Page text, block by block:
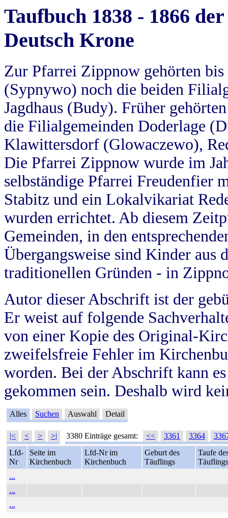
Taufbuch 1838 - 1866
Deutsch Krone
Zur Pfarrei Zippnow gehörten
(Sypnywo) noch die beiden
Jagdhaus (Budy). Früher
die Filialgemeinden Doderlage
Klawittersdorf (Glowaczewo),
Die Pfarrei Zippnow wurde im
selbständige Pfarrei Freudenfier
Stabitz und ein Lokalvikariat
wurden errichtet. Ab diesem
Gemeinden, in den
Übergangsweise sind Kinder aus
traditionellen Gründen - in
Autor dieser Abschrift ist der
Er weist auf folgende
von einer Kopie des Original-
zweifelsfreie Fehler im
worden. Bei der Abschrift kann
gekommen sein. Deshalb wird
Alles Suchen Auswahl Detail
|< < > >| 3380 Einträge gesamt: << 3361 3364
Lfd-
Nr
Seite im
Kirchenbuch
Lfd-Nr im
Kirchenbuch
Geburt des
Täuflings
Taufe
Täuflings
...
...
...